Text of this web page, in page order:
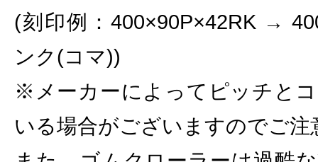
(刻印例：400×90P×42RK →
ンク(コマ))
※メーカーによってピッチと
いる場合がございますのでご注